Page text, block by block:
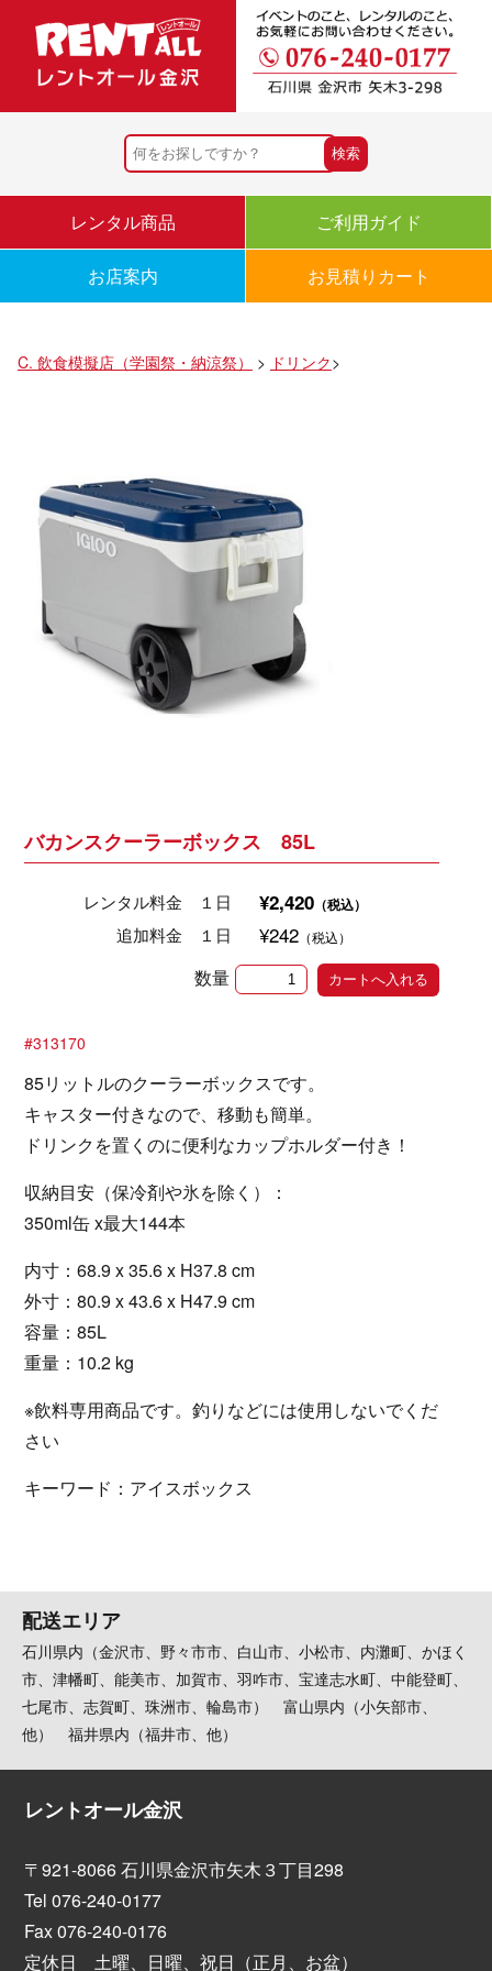
レンタル商品 ご利用ガイド
お店案内 お見積りカート
C. 飲食模擬店（学園祭・納涼祭） > ドリンク>
バカンスクーラーボックス 85L
レンタル料金 １日 ¥2,420 （税込）
追加料金 １日 ¥242 （税込）
数量
#313170
85リットルのクーラーボックスです。
キャスター付きなので、移動も簡単。
ドリンクを置くのに便利なカップホルダー付き！
収納目安（保冷剤や氷を除く）：
350ml缶 x最大144本
内寸：68.9 x 35.6 x H37.8 cm
外寸：80.9 x 43.6 x H47.9 cm
容量：85L
重量：10.2 kg
※飲料専用商品です。釣りなどには使用しないでくだ
さい
キーワード：アイスボックス
配送エリア
石川県内（金沢市、野々市市、白山市、小松市、内灘町、かほく
市、津幡町、能美市、加賀市、羽咋市、宝達志水町、中能登町、
七尾市、志賀町、珠洲市、輪島市） 富山県内（小矢部市、
他） 福井県内（福井市、他）
レントオール金沢
〒921-8066 石川県金沢市矢木３丁目298
Tel 076-240-0177
Fax 076-240-0176
定休日 土曜、日曜、祝日（正月、お盆）